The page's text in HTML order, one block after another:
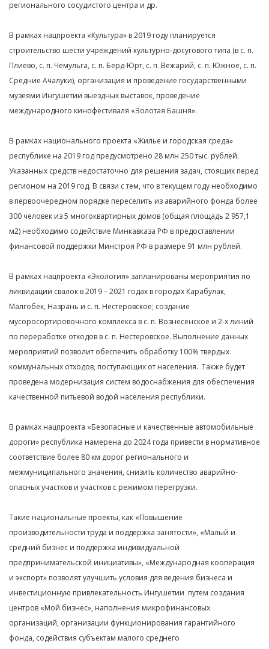
регионального сосудистого центра и др.
В рамках нацпроекта «Культура» в 2019 году планируется
строительство шести учреждений культурно-досугового типа (в с. п.
Плиево, с. п. Чемульга, с. п. Берд-Юрт, с. п. Вежарий, с. п. Южное, с. п.
Средние Ачалуки), организация и проведение государственными
музеями Ингушетии выездных выставок, проведение
международного кинофестиваля «Золотая Башня».
В рамках национального проекта «Жилье и городская среда»
республике на 2019 год предусмотрено 28 млн 250 тыс. рублей.
Указанных средств недостаточно для решения задач, стоящих перед
регионом на 2019 год. В связи с тем, что в текущем году необходимо
в первоочередном порядке переселить из аварийного фонда более
300 человек из 5 многоквартирных домов (общая площадь 2 957,1
м2) необходимо содействие Минкавказа РФ в предоставлении
финансовой поддержки Минстроя РФ в размере 91 млн рублей.
В рамках нацпроекта «Экология» запланированы мероприятия по
ликвидации свалок в 2019 – 2021 годах в городах Карабулак,
Малгобек, Назрань и с. п. Нестеровское; создание
мусоросортировочного комплекса в с. п. Вознесенское и 2-х линий
по переработке отходов в с. п. Нестеровское. Выполнение данных
мероприятий позволит обеспечить обработку 100% твердых
коммунальных отходов, поступающих от населения. Также будет
проведена модернизация систем водоснабжения для обеспечения
качественной питьевой водой населения республики.
В рамках нацпроекта «Безопасные и качественные автомобильные
дороги» республика намерена до 2024 года привести в нормативное
соответствие более 80 км дорог регионального и
межмуниципального значения, снизить количество аварийно-
опасных участков и участков с режимом перегрузки.
Такие национальные проекты, как «Повышение
производительности труда и поддержка занятости», «Малый и
средний бизнес и поддержка индивидуальной
предпринимательской инициативы», «Международная кооперация
и экспорт» позволят улучшить условия для ведения бизнеса и
инвестиционную привлекательность Ингушетии путем создания
центров «Мой бизнес», наполнения микрофинансовых
организаций, организации функционирования гарантийного
фонда, содействия субъектам малого среднего